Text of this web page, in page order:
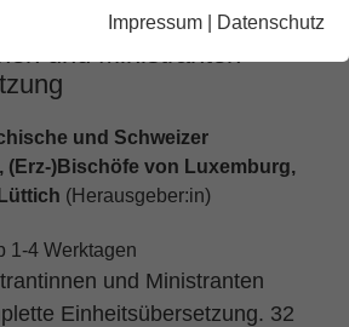
Impressum Datenschutz
und Ministranten
und Schweizer
(Erz-)Bischöfe von Luxemburg,
(Herausgeber:in)
1-4 Werktagen
und Ministranten
Einheitsübersetzung. 32